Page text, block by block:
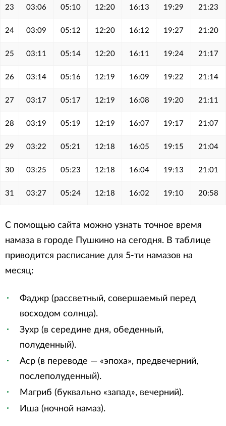
23 03:06 05:10 12:20 16:13 19:29 21:23
24 03:09 05:12 12:20 16:12 19:27 21:20
25 03:11 05:14 12:20 16:11 19:24 21:17
26 03:14 05:16 12:19 16:09 19:22 21:14
27 03:17 05:17 12:19 16:08 19:20 21:11
28 03:19 05:19 12:19 16:07 19:17 21:07
29 03:22 05:21 12:18 16:05 19:15 21:04
30 03:25 05:23 12:18 16:04 19:13 21:01
31 03:27 05:24 12:18 16:02 19:10 20:58
С помощью сайта можно узнать точное время
намаза в городе Пушкино на сегодня. В таблице
приводится расписание для 5-ти намазов на
месяц:
Фаджр (рассветный, совершаемый перед
восходом солнца).
Зухр (в середине дня, обеденный,
полуденный).
Аср (в переводе — «эпоха», предвечерний,
послеполуденный).
Магриб (буквально «запад», вечерний).
Иша (ночной намаз).